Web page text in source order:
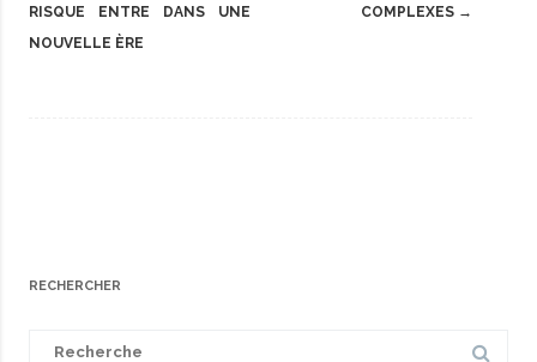
RISQUE ENTRE DANS UNE
NOUVELLE ÈRE
COMPLEXES →
RECHERCHER